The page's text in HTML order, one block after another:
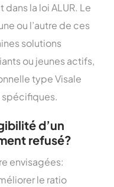
la loi ALUR. Le
ou l’autre de ces
solutions
ou jeunes actifs,
type Visale
spécifiques.
d’un
refusé?
envisagées:
le ratio